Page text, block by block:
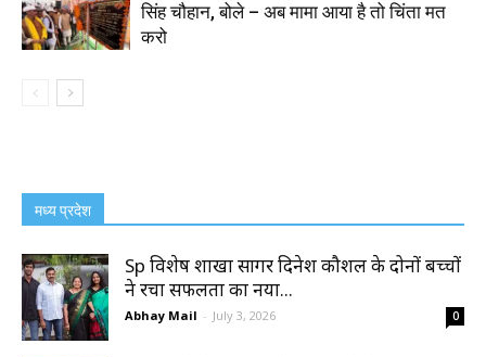
सिंह चौहान, बोले – अब मामा आया है तो चिंता मत
करो
मध्य प्रदेश
Sp विशेष शाखा सागर दिनेश कौशल के दोनों बच्चों
ने रचा सफलता का नया...
Abhay Mail - July 3, 2026 0